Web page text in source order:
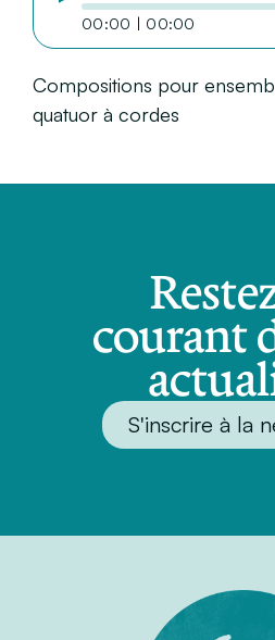
00:00 | 00:00
Compositions pour
quatuor à cordes
courant
S'inscrire à la